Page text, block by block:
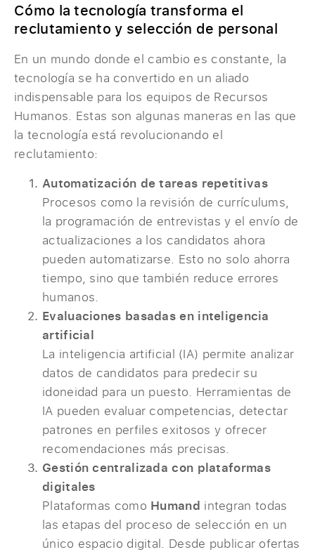
Cómo la tecnología transforma el
reclutamiento y selección de personal
En un mundo donde el cambio es constante, la
tecnología se ha convertido en un aliado
indispensable para los equipos de Recursos
Humanos. Estas son algunas maneras en las que
la tecnología está revolucionando el
reclutamiento:
Automatización de tareas repetitivas
Procesos como la revisión de currículums,
la programación de entrevistas y el envío de
actualizaciones a los candidatos ahora
pueden automatizarse. Esto no solo ahorra
tiempo, sino que también reduce errores
humanos.
Evaluaciones basadas en inteligencia
artificial
La inteligencia artificial (IA) permite analizar
datos de candidatos para predecir su
idoneidad para un puesto. Herramientas de
IA pueden evaluar competencias, detectar
patrones en perfiles exitosos y ofrecer
recomendaciones más precisas.
Gestión centralizada con plataformas
digitales
Plataformas como Humand integran todas
las etapas del proceso de selección en un
único espacio digital. Desde publicar ofertas